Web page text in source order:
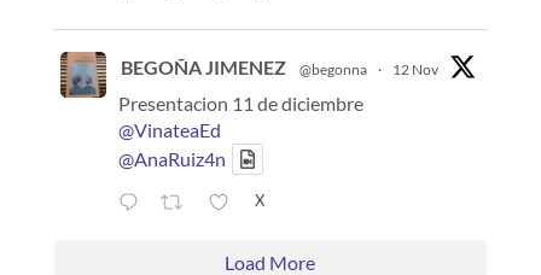
BEGOÑA JIMENEZ @begonna · 12 Nov
Presentacion 11 de diciembre
@VinateaEd
@AnaRuiz4n
X
Load More